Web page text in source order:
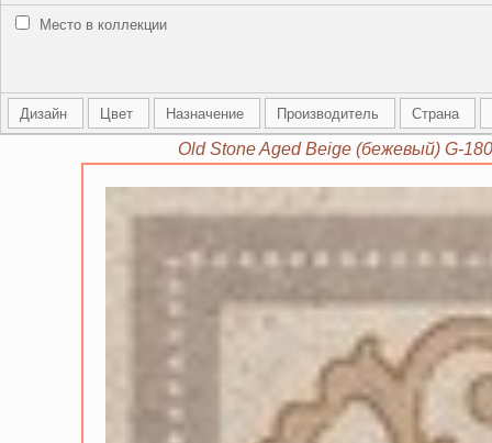
Место в коллекции
Дизайн Цвет Назначение Производитель Страна
Old Stone Aged Beige (бежевый) G-